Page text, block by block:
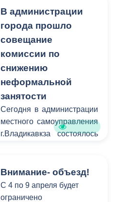
состава " Победа"
является Всероссийской
акцией, которая
проводится уже в седьмой
раз и ежегодно является
ярким событием в
преддверии праздника 9
мая.
В администрации
города прошло
совещание
комиссии по
снижению
неформальной
занятости
Сегодня в администрации
местного самоуправления
г.Владикавкза состоялось
комиссии по организации
мероприятий,
направленных на
Внимание- объезд!
C 4 по 9 апреля будет
ограничено